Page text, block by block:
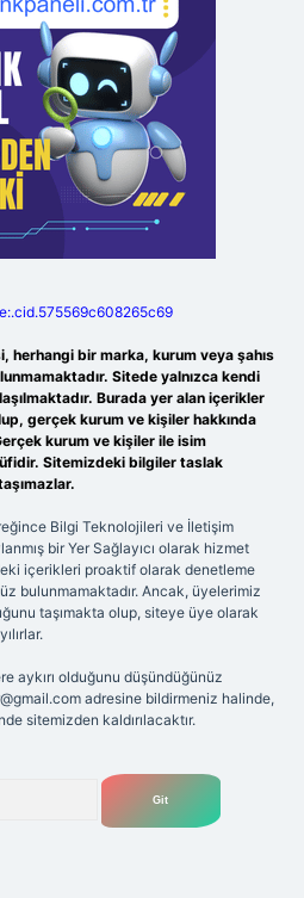
herhangi bir marka, kurum veya şahıs
Sitede yalnızca kendi
Burada yer alan içerikler
gerçek kurum ve kişiler hakkında
kurum ve kişiler ile isim
Sitemizdeki bilgiler taslak
Bilgi Teknolojileri ve İletişim
bir Yer Sağlayıcı olarak hizmet
içerikleri proaktif olarak denetleme
bulunmamaktadır. Ancak, üyelerimiz
taşımakta olup, siteye üye olarak
aykırı olduğunu düşündüğünüz
adresine bildirmeniz halinde,
sitemizden kaldırılacaktır.